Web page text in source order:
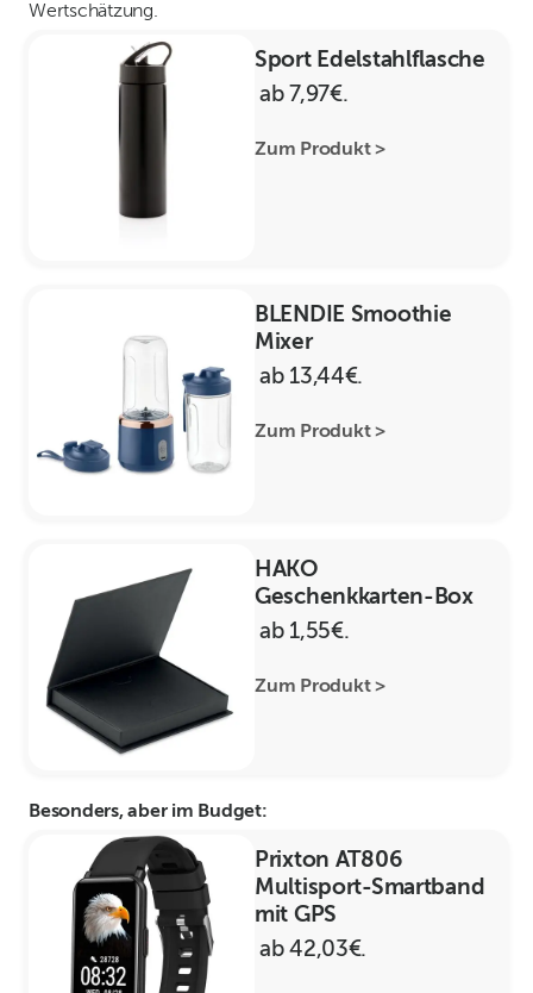
Wertschätzung.
Sport Edelstahlflasche
ab 7,97€.
Zum Produkt >
BLENDIE Smoothie
Mixer
ab 13,44€.
Zum Produkt >
HAKO
Geschenkkarten-Box
ab 1,55€.
Zum Produkt >
Besonders, aber im Budget:
Prixton AT806
Multisport-Smartband
mit GPS
ab 42,03€.